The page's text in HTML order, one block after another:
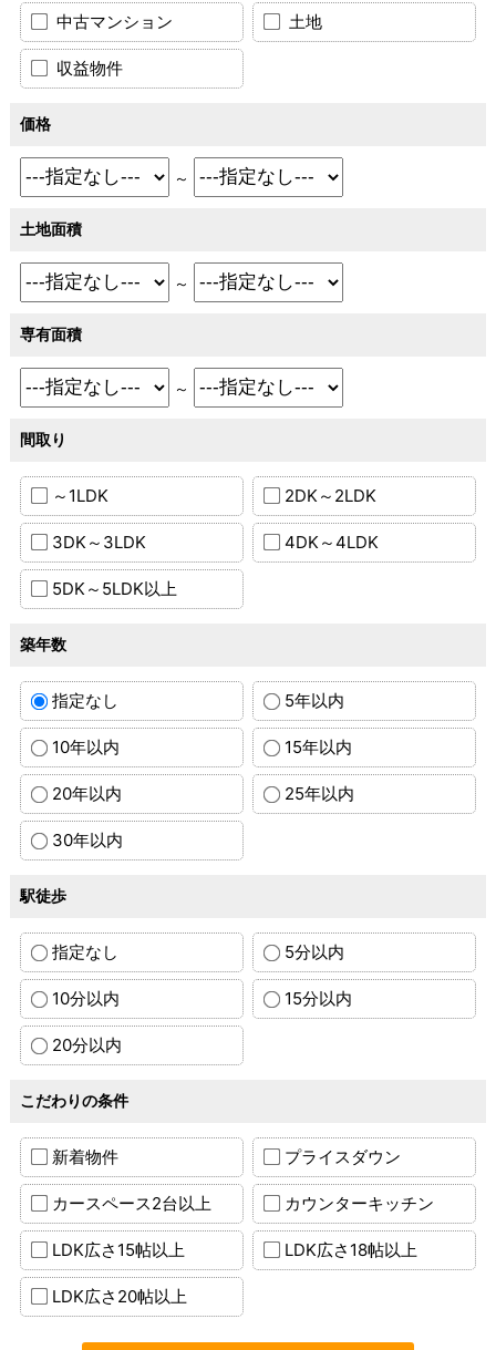
中古マンション 土地
収益物件
価格
～
土地面積
～
専有面積
～
間取り
～1LDK 2DK～2LDK
3DK～3LDK 4DK～4LDK
5DK～5LDK以上
築年数
指定なし 5年以内
10年以内 15年以内
20年以内 25年以内
30年以内
駅徒歩
指定なし 5分以内
10分以内 15分以内
20分以内
こだわりの条件
新着物件 プライスダウン
カースペース2台以上 カウンターキッチン
LDK広さ15帖以上 LDK広さ18帖以上
LDK広さ20帖以上